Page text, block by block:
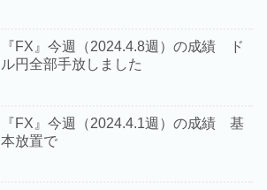
『FX』今週（2024.4.8週）の成績 ド
ル円全部手放しました
『FX』今週（2024.4.1週）の成績 基
本放置で